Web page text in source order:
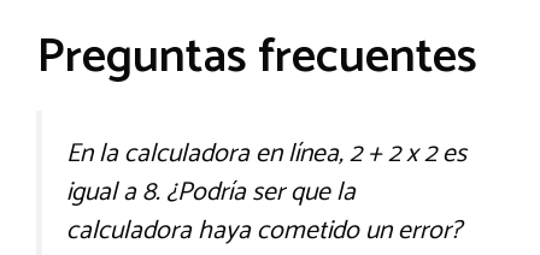
Preguntas frecuentes
En la calculadora en línea, 2 + 2 x 2 es
igual a 8. ¿Podría ser que la
calculadora haya cometido un error?